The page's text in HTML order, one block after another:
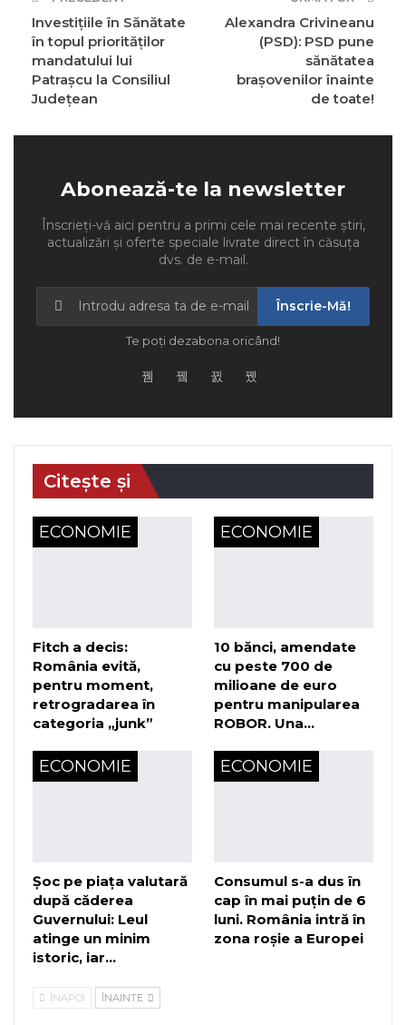
Investițiile în Sănătate
în topul priorităților
mandatului lui
Patrașcu la Consiliul
Județean
Alexandra Crivineanu
(PSD): PSD pune
sănătatea
brașovenilor înainte
de toate!
Abonează-te la newsletter
Înscrieți-vă aici pentru a primi cele mai recente știri,
actualizări și oferte speciale livrate direct în căsuța
dvs. de e-mail.
Înscrie-Mă!
Te poți dezabona oricând!
Citește și
ECONOMIE
Fitch a decis:
România evită,
pentru moment,
retrogradarea în
categoria „junk”
ECONOMIE
10 bănci, amendate
cu peste 700 de
milioane de euro
pentru manipularea
ROBOR. Una…
ECONOMIE
Șoc pe piața valutară
după căderea
Guvernului: Leul
atinge un minim
istoric, iar…
ECONOMIE
Consumul s-a dus în
cap în mai puțin de 6
luni. România intră în
zona roșie a Europei
ÎNAPOI ÎNAINTE